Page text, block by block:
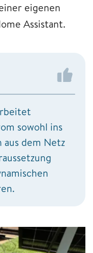
eigenen
Assistant.
sowohl ins
aus dem Netz